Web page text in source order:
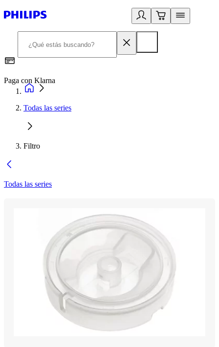
Paga con Klarna
Todas las series
Filtro
Todas las series